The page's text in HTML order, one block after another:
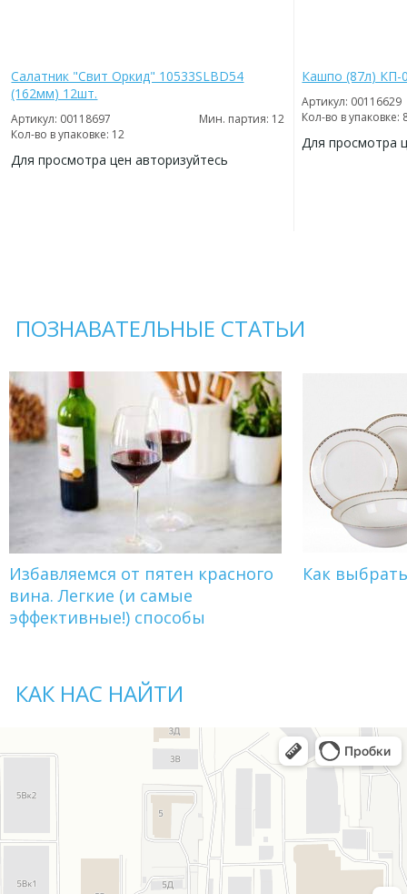
Салатник "Свит Оркид" 10533SLBD54
(162мм) 12шт.
Артикул: 00118697
Мин. партия: 12
Кол-во в упаковке: 12
Для просмотра цен авторизуйтесь
Кашпо (87л) КП-
Артикул: 00116629
Кол-во в упаковке:
Для просмотра
ПОЗНАВАТЕЛЬНЫЕ СТАТЬИ
Избавляемся от пятен красного
вина. Легкие (и самые
эффективные!) способы
Как
КАК НАС НАЙТИ